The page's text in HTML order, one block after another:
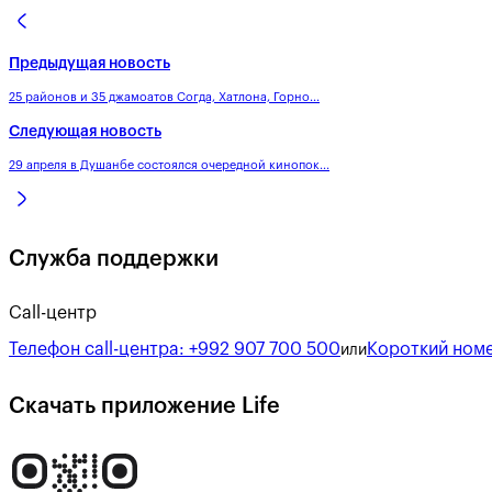
Предыдущая новость
25 районов и 35 джамоатов Согда, Хатлона, Горно...
Следующая новость
29 апреля в Душанбе состоялся очередной кинопок...
Служба поддержки
Call-центр
Телефон call-центра: +992 907 700 500или Короткий
Скачать приложение Life